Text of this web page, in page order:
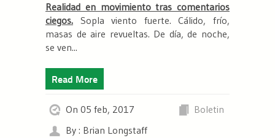
Realidad en movimiento tras comentarios
ciegos. Sopla viento fuerte. Cálido, frío,
masas de aire revueltas. De día, de noche,
se ven...
Read More
On 05 feb, 2017
Boletin
By : Brian Longstaff